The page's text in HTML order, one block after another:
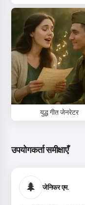
युद्ध गीत जेनरेटर
उपयोगकर्ता समीक्षाएँ
🌲 जेनिफर एम.